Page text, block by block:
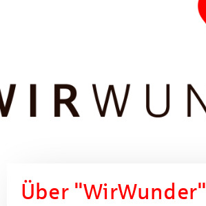
Über "WirWunder"